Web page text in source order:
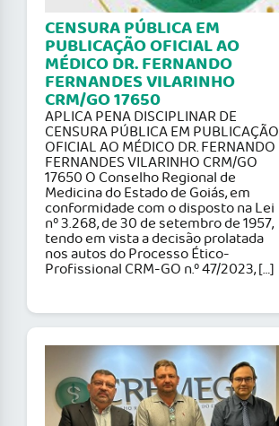
CENSURA PÚBLICA EM
PUBLICAÇÃO OFICIAL AO
MÉDICO DR. FERNANDO
FERNANDES VILARINHO
CRM/GO 17650
APLICA PENA DISCIPLINAR DE
CENSURA PÚBLICA EM PUBLICAÇÃO
OFICIAL AO MÉDICO DR. FERNANDO
FERNANDES VILARINHO CRM/GO
17650 O Conselho Regional de
Medicina do Estado de Goiás, em
conformidade com o disposto na Lei
nº 3.268, de 30 de setembro de 1957,
tendo em vista a decisão prolatada
nos autos do Processo Ético-
Profissional CRM-GO n.º 47/2023, […]